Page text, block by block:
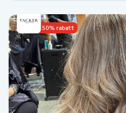
Sklerosering
Skoinlägg
Skägg
Upp till 50% rabatt